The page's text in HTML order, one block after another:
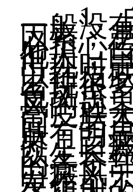
1、
一般没
因素，
必担心
他人，
出现时
以在皮
出现很
色斑点
风的边
常皮肤
同，与
肤有明
界，白
以生长
的各个
白癜风
发作前